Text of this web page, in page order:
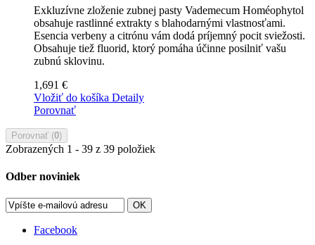
Exkluzívne zloženie zubnej pasty Vademecum Homéophytol
obsahuje rastlinné extrakty s blahodarnými vlastnosťami.
Esencia verbeny a citrónu vám dodá príjemný pocit sviežosti.
Obsahuje tiež fluorid, ktorý pomáha účinne posilniť vašu
zubnú sklovinu.
1,691 €
Vložiť do košíka Detaily
Porovnať
Porovnať (0)
Zobrazených 1 - 39 z 39 položiek
Odber noviniek
OK
Facebook